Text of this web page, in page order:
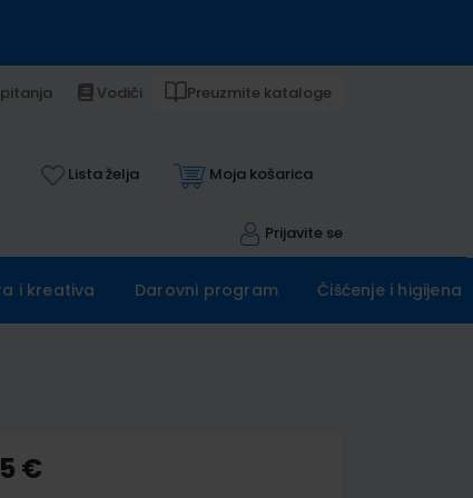
Vodiči Preuzmite kataloge
Lista želja Moja košarica
Prijavite se
i kreativa Darovni program Čišćenje i higijena
€